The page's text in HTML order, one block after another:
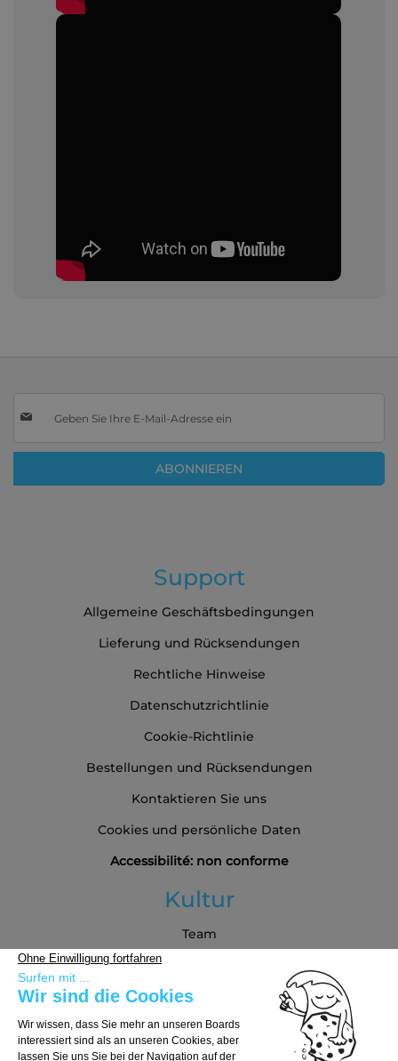
Sie
für
Newsletter
ABONNIEREN
Support
Allgemeine Geschäftsbedingungen
Lieferung und Rücksendungen
Rechtliche Hinweise
Datenschutzrichtlinie
Cookie-Richtlinie
Bestellungen und Rücksendungen
Kontaktieren Sie uns
Cookies und persönliche Daten
Accessibilité: non conforme
Kultur
Team
Partners